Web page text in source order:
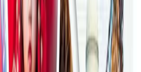
आकर्षित गर्न भिक्टोरियाले बनायो